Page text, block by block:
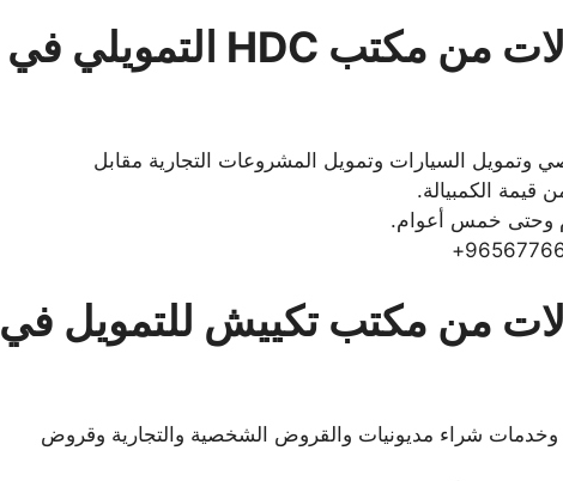
قرض مقابل كمبيالات من مكتب HDC التمويلي في
وتمويل السيارات وتمويل المشروعات التجارية مقابل
وحتى خمس أعوام.
من مكتب تكييش للتمويل في
شراء مديونيات والقروض الشخصية والتجارية وقروض